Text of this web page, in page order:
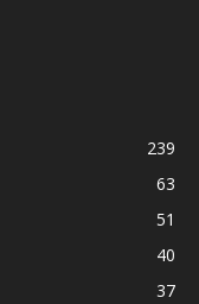
239
63
51
40
37